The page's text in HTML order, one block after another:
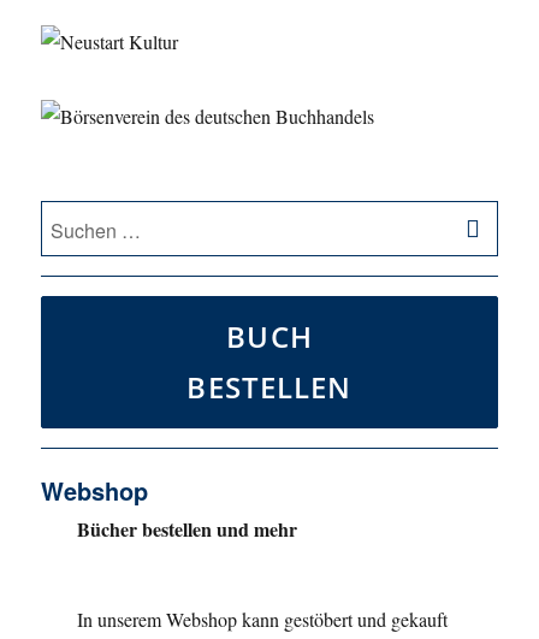
Suche
nach:
BUCH
BESTELLEN
Webshop
Bücher bestellen und mehr
In unserem Webshop kann gestöbert und gekauft